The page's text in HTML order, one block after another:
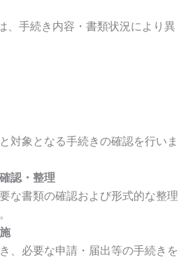
、手続き内容・書類状況により異
対象となる手続きの確認を行いま
認・整理
な書類の確認および形式的な整理
、必要な申請・届出等の手続きを